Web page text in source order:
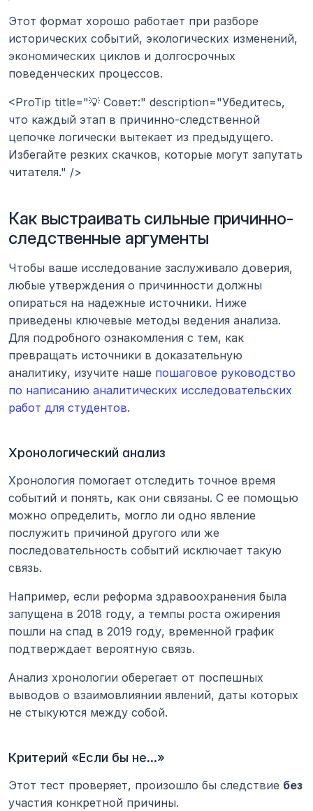
Этот формат хорошо работает при разборе
исторических событий, экологических изменений,
экономических циклов и долгосрочных
поведенческих процессов.
<ProTip title="💡 Совет:" description="Убедитесь,
что каждый этап в причинно-следственной
цепочке логически вытекает из предыдущего.
Избегайте резких скачков, которые могут запутать
читателя." />
Как выстраивать сильные причинно-
следственные аргументы
Чтобы ваше исследование заслуживало доверия,
любые утверждения о причинности должны
опираться на надежные источники. Ниже
приведены ключевые методы ведения анализа.
Для подробного ознакомления с тем, как
превращать источники в доказательную
аналитику, изучите наше пошаговое руководство
по написанию аналитических исследовательских
работ для студентов.
Хронологический анализ
Хронология помогает отследить точное время
событий и понять, как они связаны. С ее помощью
можно определить, могло ли одно явление
послужить причиной другого или же
последовательность событий исключает такую
связь.
Например, если реформа здравоохранения была
запущена в 2018 году, а темпы роста ожирения
пошли на спад в 2019 году, временной график
подтверждает вероятную связь.
Анализ хронологии оберегает от поспешных
выводов о взаимовлиянии явлений, даты которых
не стыкуются между собой.
Критерий «Если бы не...»
Этот тест проверяет, произошло бы следствие без
участия конкретной причины.